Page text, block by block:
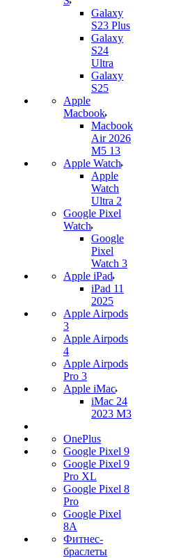
Galaxy
S23 Plus
Galaxy
S24
Ultra
Galaxy
S25
Apple
Macbook
Macbook
Air 2026
M5 13
Apple Watch
Apple
Watch
Ultra 2
Google Pixel
Watch
Google
Pixel
Watch 3
Apple iPad
iPad 11
2025
Apple Airpods
3
Apple Airpods
4
Apple Airpods
Pro 3
Apple iMac
iMac 24
2023 M3
OnePlus
Google Pixel 9
Google Pixel 9
Pro XL
Google Pixel 8
Pro
Google Pixel
8A
Фитнес-
браслеты